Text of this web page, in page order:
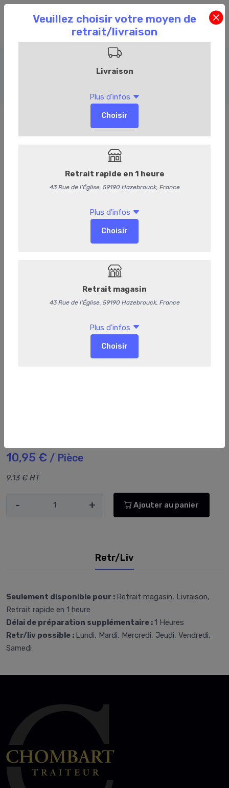
Rosé
10,95 € / Pièce
9,13 € HT
- + Ajouter au panier
Retr/Liv
Seulement disponible pour : Retrait magasin, Livraison,
Retrait rapide en 1 heure
Délai de préparation supplémentaire :1 Heures
Retr/liv possible : Lundi, Mardi, Mercredi, Jeudi, Vendredi,
Samedi